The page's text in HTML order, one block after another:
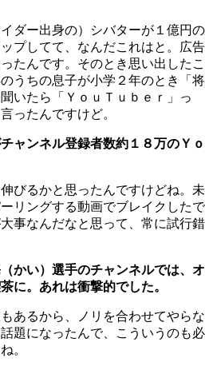
ダー出身の）シバターが１億円の
プしてて、なんだこれはと。広告
たんです。そのとき思い出したこ
うちの息子が小学２年のとき「将
いたら「ＹｏｕＴｕｂｅｒ」っ
ったんですけど。
ャンネル登録者数約１８万のＹｏ
びるかと思ったんですけどね。未
リングする動画でブレイクしたで
事なんだなと思って、常に試行錯
かい）選手のチャンネルでは、オ
に。あれは衝撃的でした。
あるから、ノリを合わせてやらな
題になったんで、こういうのも必
ね。